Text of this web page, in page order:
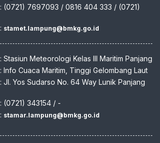
: (0721) 7697093 / 0816 404 333 / (0721)
: stamet.lampung@bmkg.go.id
: Stasiun Meteorologi Kelas III Maritim Panjang
: Info Cuaca Maritim, Tinggi Gelombang Laut
: Jl. Yos Sudarso No. 64 Way Lunik Panjang
: (0721) 343154 / -
: stamar.lampung@bmkg.go.id